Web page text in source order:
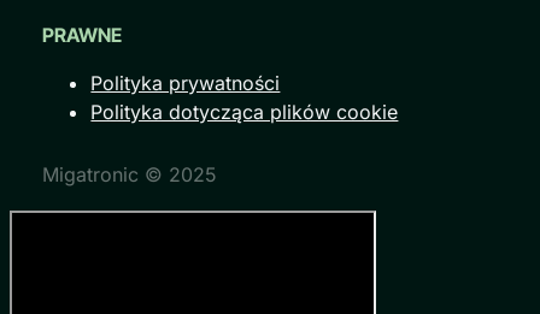
PRAWNE
Polityka prywatności
Polityka dotycząca plików cookie
Migatronic © 2025